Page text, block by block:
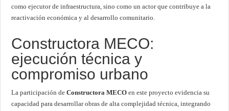
como ejecutor de infraestructura, sino como un actor que contribuye a la
reactivación económica y al desarrollo comunitario.
Constructora MECO:
ejecución técnica y
compromiso urbano
La participación deConstructora MECO en este proyecto evidencia su
capacidad para desarrollar obras de alta complejidad técnica, integrando